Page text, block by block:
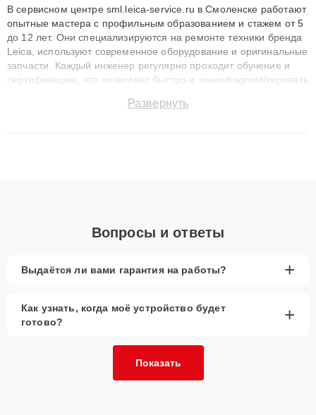
В сервисном центре sml.leica-service.ru в Смоленске работают
опытные мастера с профильным образованием и стажем от 5
до 12 лет. Они специализируются на ремонте техники бренда
Leica, используют современное оборудование и оригинальные
запчасти. Каждый инженер регулярно проходит обучение и
сертификацию, что позволяет быстро и точноdiagnostikировать
до 3 лет. Наши мастера решают сложные случаи: от замены
Развернуть
Вопросы и ответы
Выдаётся ли вами гарантия на работы? +
Как узнать, когда моё устройство будет
готово?
+
Показать